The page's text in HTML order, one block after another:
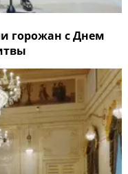
горожан с Днем